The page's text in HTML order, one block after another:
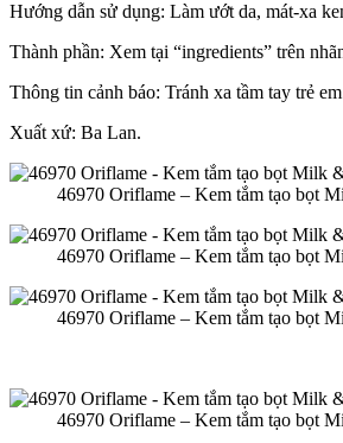
Hướng dẫn sử dụng: Làm ướt da, mát-xa
Thành phần: Xem tại “ingredients” trên
Thông tin cảnh báo: Tránh xa tầm tay trẻ
Xuất xứ: Ba Lan.
46970 Oriflame – Kem tắm tạo bọt
46970 Oriflame – Kem tắm tạo bọt
46970 Oriflame – Kem tắm tạo bọt
46970 Oriflame – Kem tắm tạo bọt